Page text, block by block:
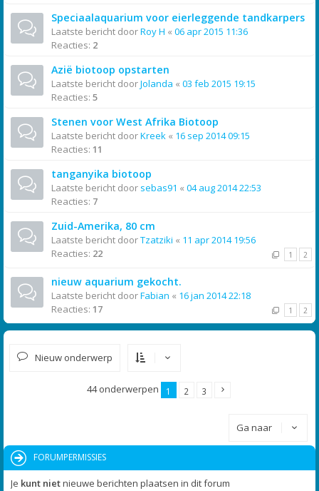
Speciaalaquarium voor eierleggende tandkarpers
Laatste bericht doorRoy H « 06 apr 2015 11:36
Reacties: 2
Azië biotoop opstarten
Laatste bericht doorJolanda « 03 feb 2015 19:15
Reacties: 5
Stenen voor West Afrika Biotoop
Laatste bericht doorKreek « 16 sep 2014 09:15
Reacties: 11
tanganyika biotoop
Laatste bericht door sebas91 « 04 aug 2014 22:53
Reacties: 7
Zuid-Amerika, 80 cm
Laatste bericht doorTzatziki « 11 apr 2014 19:56
Reacties: 22 1 2
nieuw aquarium gekocht.
Laatste bericht doorFabian « 16 jan 2014 22:18
Reacties: 17 1 2
Nieuw onderwerp
44 onderwerpen 1 2 3
Ga naar
FORUMPERMISSIES
Je kunt nietnieuwe berichten plaatsen in dit forum